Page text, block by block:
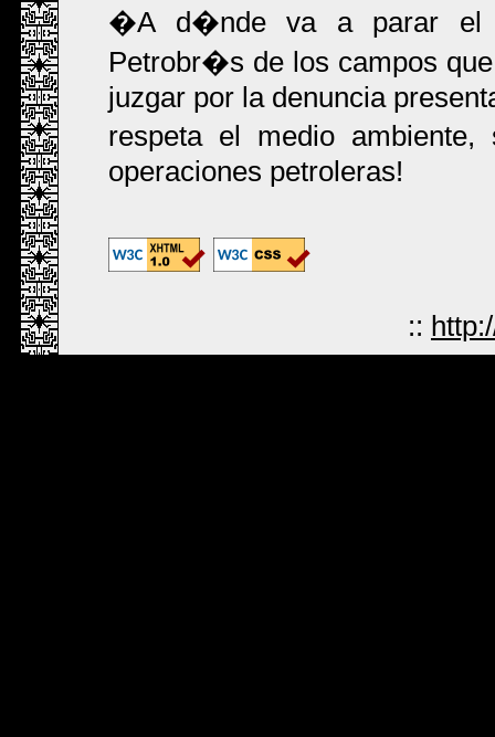
�A d�nde va a parar el
Petrobr�s de los campos
juzgar por la denuncia
respeta el medio
operaciones petroleras!
::